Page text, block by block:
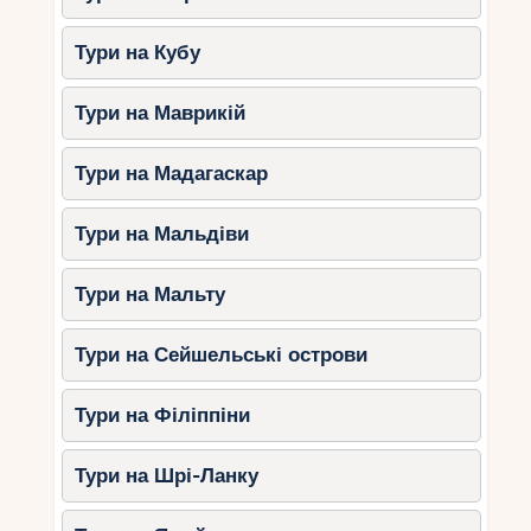
Бронюйте заздалегідь–
оксамитовий сезон приваблює
любителів комфортного відпочинку,
тому номери в популярних готелях
можуть бути зайняті.
Використовуйте сонцезахисні
– незважаючи на м’який
Вибирайте зручне взуття– для
екскурсій та прогулянок природними
стежками краще взяти кросівки.
Плануйте екскурсії заздалегідь
багато островів та заповідників
потребують попереднього
бронювання.
відливів– на деяких пляжах рівень
води може значно змінюватись.
Тури на Кубу
Тури на Маврикій
Тури на Мадагаскар
Тури на Мальдіви
Тури на Мальту
Тури на Сейшельські острови
Тури на Філіппіни
Тури на Шрі-Ланку